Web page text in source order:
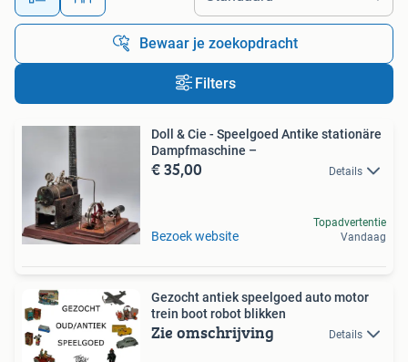
Bewaar je zoekopdracht
Filters
Doll & Cie - Speelgoed Antike stationäre
Dampfmaschine –
€ 35,00 Details
Bezoek website
Topadvertentie
Vandaag
Gezocht antiek speelgoed auto motor
trein boot robot blikken
Zie omschrijving Details